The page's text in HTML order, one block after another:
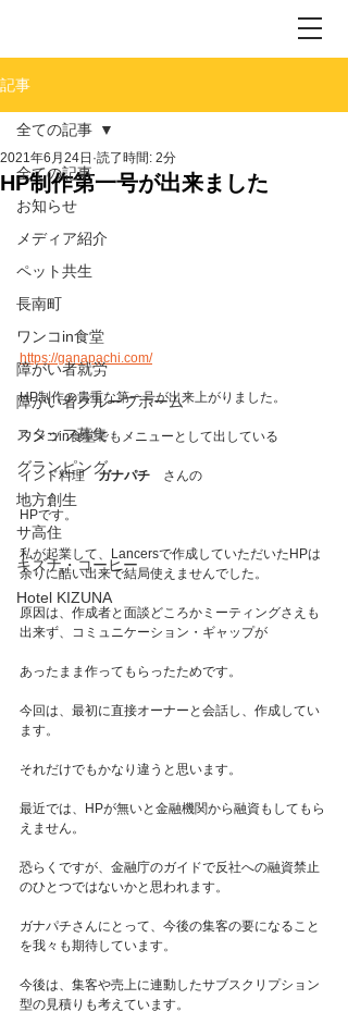
記事
全ての記事
お知らせ
メディア紹介
ペット共生
長南町
ワンコin食堂
障がい者就労
障がい者グループホーム
スタッフ募集
グランピング
地方創生
サ高住
キズナ・コーヒー
Hotel KIZUNA
全ての記事
HP制作第一号が出来ました
2021年6月24日 読了時間: 2分
https://ganapachi.com/
HP制作の貴重な第一号が出来上がりました。
ワンコin食堂でもメニューとして出している
インド料理 ガナパチ さんの
HPです。
私が起業して、Lancersで作成していただいたHPは
余りに酷い出来で結局使えませんでした。
原因は、作成者と面談どころかミーティングさえも
出来ず、コミュニケーション・ギャップが
あったまま作ってもらったためです。
今回は、最初に直接オーナーと会話し、作成してい
ます。
それだけでもかなり違うと思います。
最近では、HPが無いと金融機関から融資もしてもら
えません。
恐らくですが、金融庁のガイドで反社への融資禁止
のひとつではないかと思われます。
ガナパチさんにとって、今後の集客の要になること
を我々も期待しています。
今後は、集客や売上に連動したサブスクリプション
型の見積りも考えています。